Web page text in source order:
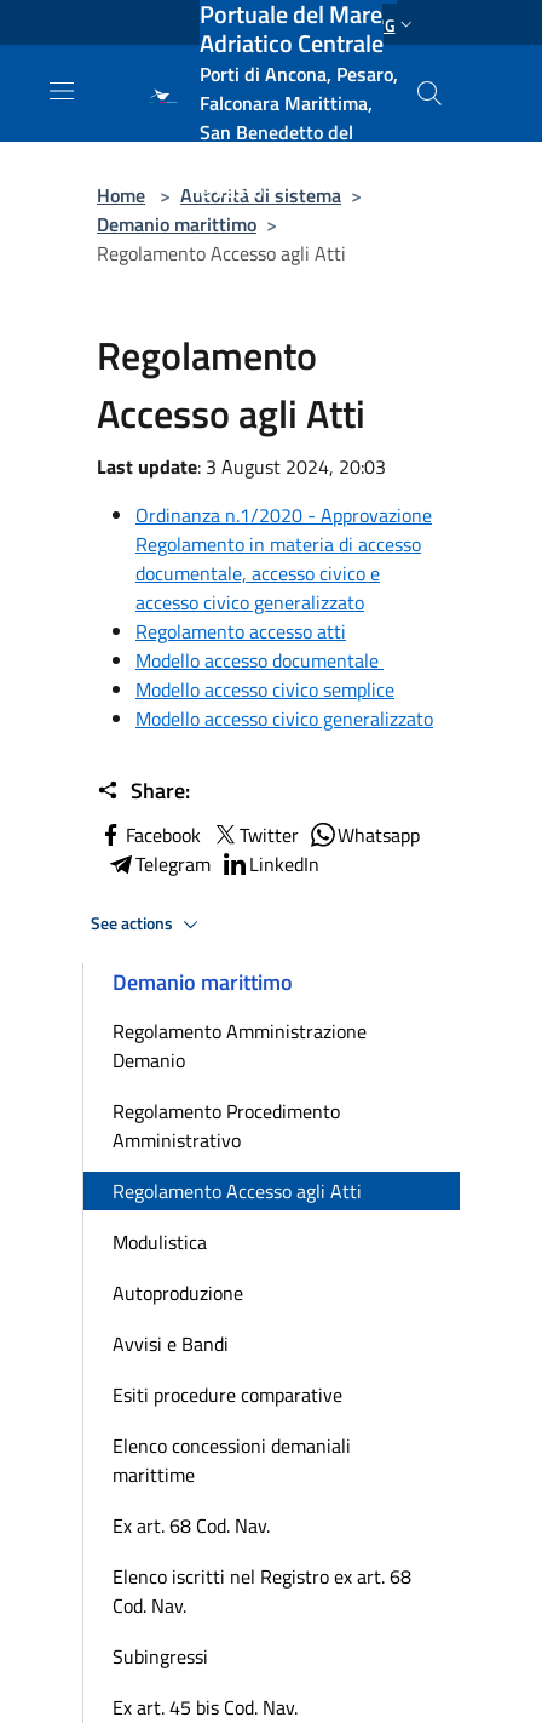
Salta al contenuto principale ENG
Portuale del Mare
Adriatico Centrale
Porti di Ancona, Pesaro,
Falconara Marittima,
San Benedetto del
e Vasto
Home > Autorità di sistema >
Demanio marittimo >
Regolamento Accesso agli Atti
Regolamento
Accesso agli Atti
Last update: 3 August 2024, 20:03
Ordinanza n.1/2020 - Approvazione
Regolamento in materia di accesso
documentale, accesso civico e
accesso civico generalizzato
Regolamento accesso atti
Modello accesso documentale
Modello accesso civico semplice
Modello accesso civico generalizzato
Share:
Facebook Twitter
Whatsapp
Telegram
LinkedIn
See actions
Demanio marittimo
Regolamento Amministrazione
Demanio
Regolamento Procedimento
Amministrativo
Regolamento Accesso agli Atti
Modulistica
Autoproduzione
Avvisi e Bandi
Esiti procedure comparative
Elenco concessioni demaniali
marittime
Ex art. 68 Cod. Nav.
Elenco iscritti nel Registro ex art. 68
Cod. Nav.
Subingressi
Ex art. 45 bis Cod. Nav.